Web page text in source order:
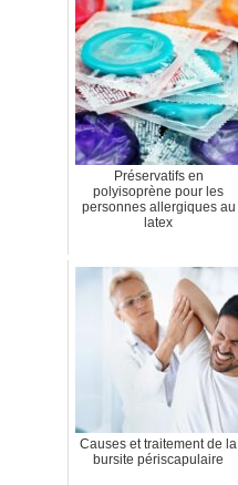
Préservatifs en
polyisoprène pour les
personnes allergiques au
latex
Causes et traitement de la
bursite périscapulaire